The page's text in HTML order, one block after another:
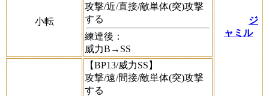
ジ
ャミル
小転
攻撃/近/直接/敵単体(突)攻撃
する
練達後：
威力B→SS
【BP13/威力SS】
攻撃/遠/間接/敵単体(突)攻撃
する